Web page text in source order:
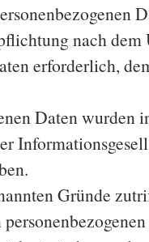
nach dem
erforderlich,
Daten wurden
Gründe